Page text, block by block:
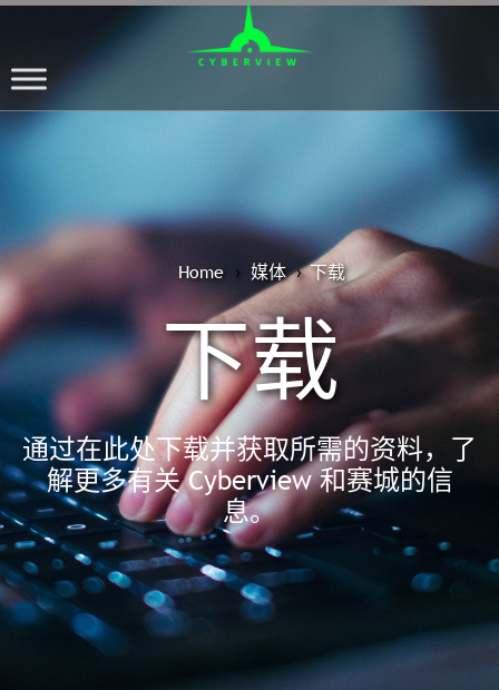
Home › 媒体 › 下载
下载
通过在此处下载并获取所需的资料，了
解更多有关 Cyberview 和赛城的信
息。